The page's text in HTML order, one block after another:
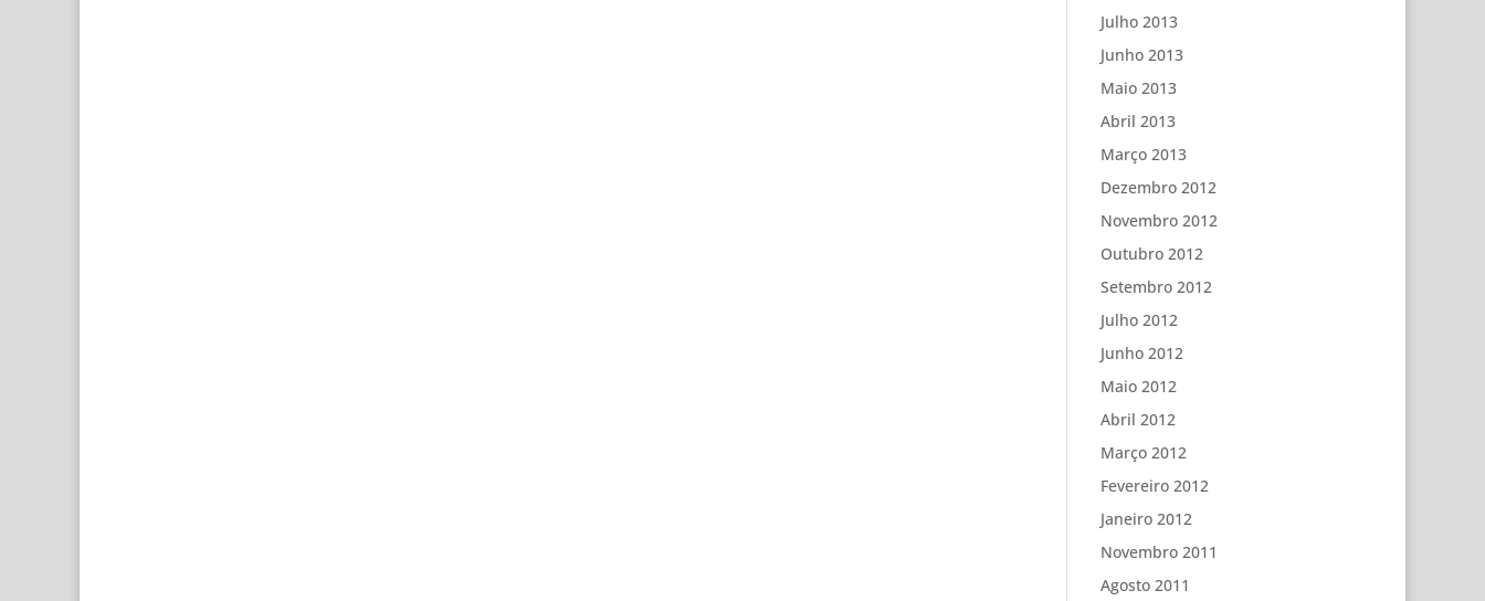
Julho 2013
Junho 2013
Maio 2013
Abril 2013
Março 2013
Dezembro 2012
Novembro 2012
Outubro 2012
Setembro 2012
Julho 2012
Junho 2012
Maio 2012
Abril 2012
Março 2012
Fevereiro 2012
Janeiro 2012
Novembro 2011
Agosto 2011